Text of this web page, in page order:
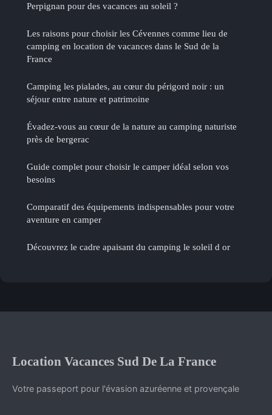
Perpignan pour des vacances au soleil ?
Les raisons pour choisir les Cévennes comme lieu de
camping en location de vacances dans le Sud de la
France
Camping les pialades, au cœur du périgord noir : un
séjour entre nature et patrimoine
Évadez-vous au cœur de la nature au camping naturiste
près de bergerac
Guide complet pour choisir le camper idéal selon vos
besoins
Comparatif des équipements indispensables pour votre
aventure en camper
Découvrez le cadre apaisant du camping le soleil d or
Location Vacances Sud De La France
Votre passeport pour l'évasion azuréenne et provençale